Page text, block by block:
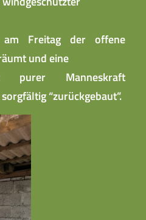
Freitag der offene
und eine
purer Manneskraft
“zurückgebaut”.